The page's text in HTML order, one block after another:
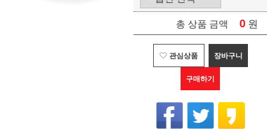
총 상품 금액 0 원
관심상품 장바구니
구매하기